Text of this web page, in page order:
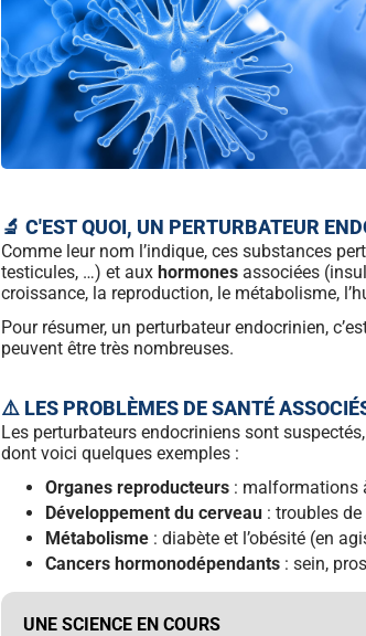
🔬 C'EST QUOI, UN PERTURBATEUR
Comme leur nom l’indique, ces substances
testicules, …) et auxhormones associées
croissance, la reproduction, le métabolisme,
Pour résumer, un perturbateur endocrinien,
peuvent être très nombreuses.
⚠️ LES PROBLÈMES DE SANTÉ
Les perturbateurs endocriniens sont
dont voici quelques exemples :
Organes reproducteurs : malformations
Développement du cerveau : troubles
Métabolisme : diabète et l’obésité (en
Cancers hormonodépendants : sein,
UNE SCIENCE EN COURS